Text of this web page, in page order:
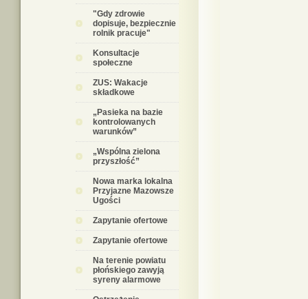
"Gdy zdrowie
dopisuje, bezpiecznie
rolnik pracuje"
Konsultacje
społeczne
ZUS: Wakacje
składkowe
„Pasieka na bazie
kontrolowanych
warunków”
„Wspólna zielona
przyszłość”
Nowa marka lokalna
Przyjazne Mazowsze
Ugości
Zapytanie ofertowe
Zapytanie ofertowe
Na terenie powiatu
płońskiego zawyją
syreny alarmowe